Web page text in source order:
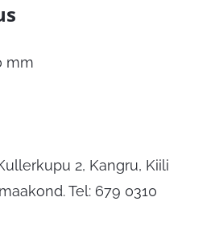
mm
2, Kangru, Kiili
Tel: 679 0310